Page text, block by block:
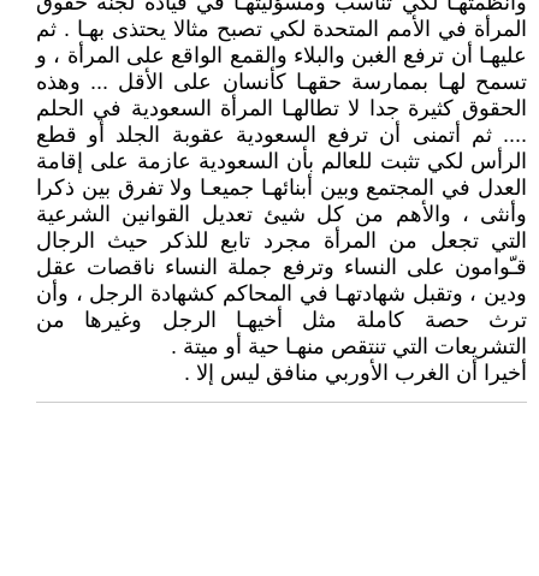
المرأة في الأمم المتحدة لكي تصبح مثالا يحتذى بهـا . ثم
عليهـا أن ترفع الغبن والبلاء والقمع الواقع على المرأة ، و
تسمح لهـا بممارسة حقهـا كأنسان على الأقل ... وهذه
الحقوق كثيرة جدا لا تطالهـا المرأة السعودية في الحلم
.... ثم أتمنى أن ترفع السعودية عقوبة الجلد أو قطع
الرأس لكي تثبت للعالم بأن السعودية عازمة على إقامة
العدل في المجتمع وبين أبنائهـا جميعـا ولا تفرق بين ذكرا
وأنثى ، والأهم من كل شيئ تعديل القوانين الشرعية
التي تجعل من المرأة مجرد تابع للذكر حيث الرجال
قـّوامون على النساء وترفع جملة النساء ناقصات عقل
ودين ، وتقبل شهادتهـا في المحاكم كشهادة الرجل ، وأن
ترث حصة كاملة مثل أخيهـا الرجل وغيرها من
التشريعات التي تنتقص منهـا حية أو ميتة .
أخيرا أن الغرب الأوربي منافق ليس إلا .